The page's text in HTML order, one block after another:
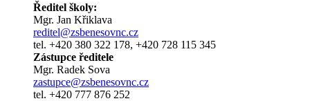
Ředitel školy:
Mgr. Jan Křiklava
reditel@zsbenesovnc.cz
tel. +420 380 322 178, +420 728 115 345
Zástupce ředitele
Mgr. Radek Sova
zastupce@zsbenesovnc.cz
tel. +420 777 876 252